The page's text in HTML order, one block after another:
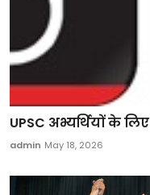
UPSC अभ्यर्थियों के
admin May 18, 2026